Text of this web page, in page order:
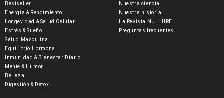
Bestseller
Energía & Rendimiento
Longevidad & Salud Celular
Estrés & Sueño
Salud Masculina
Equilibrio Hormonal
Inmunidad & Bienestar Diario
Mente & Humor
Belleza
Digestión & Detox
Nuestra ciencia
Nuestra historia
La Revista NULLURE
Preguntas frecuentes